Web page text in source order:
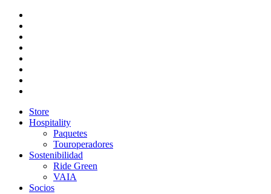
Store
Hospitality
Paquetes
Touroperadores
Sostenibilidad
Ride Green
VAIA
Socios